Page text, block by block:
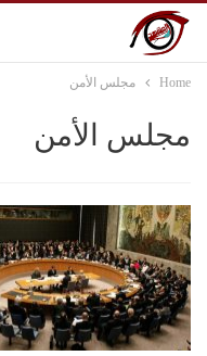
Home مجلس الأمن
مجلس الأمن